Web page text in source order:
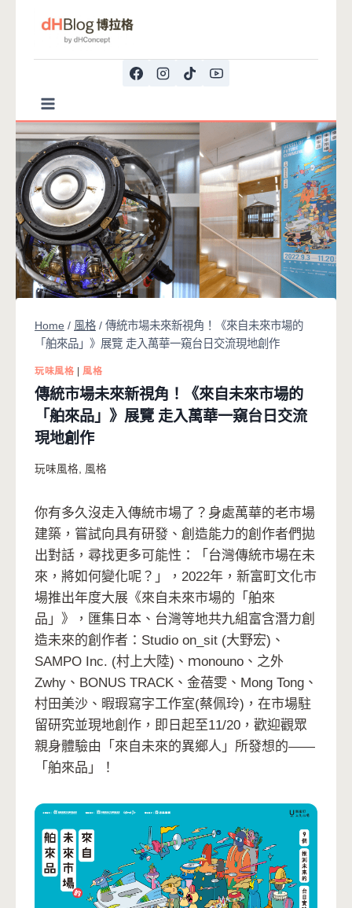
Home / 風格 / 傳統市場未來新視角！《來自未來市場的
「舶來品」》展覽 走入萬華一窺台日交流現地創作
玩味風格 |風格
傳統市場未來新視角！《來自未來市場的
「舶來品」》展覽 走入萬華一窺台日交流
現地創作
玩味風格 風格
你有多久沒走入傳統市場了？身處萬華的老市場
建築，嘗試向具有研發、創造能力的創作者們拋
出對話，尋找更多可能性：「台灣傳統市場在未
來，將如何變化呢？」，2022年，新富町文化市
場推出年度大展《來自未來市場的「舶來
品」》，匯集日本、台灣等地共九組富含潛力創
造未來的創作者：Studio on_sit (大野宏)、
SAMPO Inc. (村上大陸)、ｍonouno、之外
Zwhy、BONUS TRACK、金蓓雯、Mong Tong、
村田美沙、暇瑕寫字工作室(蔡佩玲)，在市場駐
留研究並現地創作，即日起至11/20，歡迎觀眾
親身體驗由「來自未來的異鄉人」所發想的——
「舶來品」！